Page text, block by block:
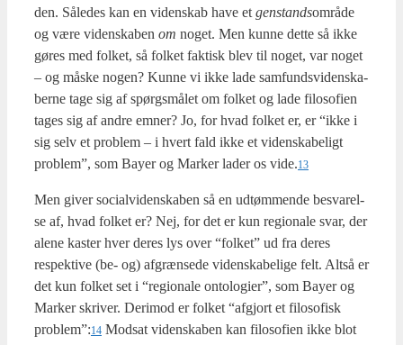
den. Såle­des kan en viden­skab have et gen­standsområ­de
og være viden­ska­ben om noget. Men kun­ne det­te så ikke
gøres med fol­ket, så fol­ket fak­tisk blev til noget, var noget
– og måske nogen? Kun­ne vi ikke lade sam­funds­vi­den­ska­
ber­ne tage sig af spørgs­må­let om fol­ket og lade filo­so­fi­en
tages sig af andre emner? Jo, for hvad fol­ket er, er “ikke i
sig selv et pro­blem – i hvert fald ikke et viden­ska­be­ligt
pro­blem”, som Bay­er og Mar­ker lader os vide.13
Men giver soci­al­vi­den­ska­ben så en udtøm­men­de besva­rel­
se af, hvad fol­ket er? Nej, for det er kun regio­na­le svar, der
ale­ne kaster hver deres lys over “fol­ket” ud fra deres
respek­ti­ve (be- og) afgræn­se­de viden­ska­be­li­ge felt. Alt­så er
det kun fol­ket set i “regio­na­le onto­lo­gi­er”, som Bay­er og
Mar­ker skri­ver. Der­i­mod er fol­ket “afgjort et filo­so­fisk
problem”:14 Mod­sat viden­ska­ben kan filo­so­fi­en ikke blot